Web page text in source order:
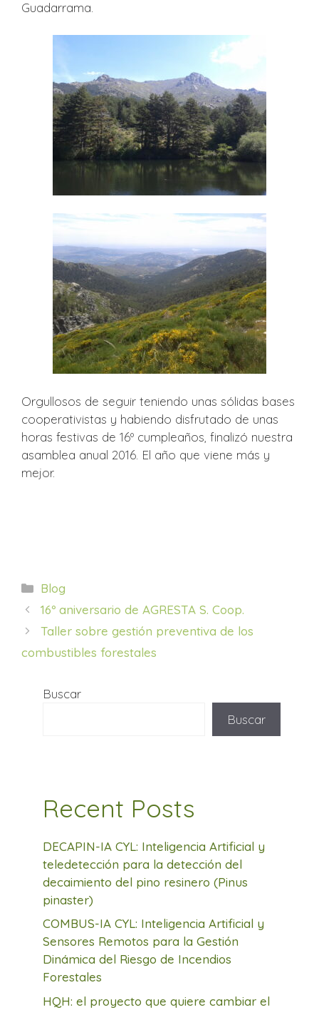
Guadarrama.
Orgullosos de seguir teniendo unas sólidas bases
cooperativistas y habiendo disfrutado de unas
horas festivas de 16º cumpleaños, finalizó nuestra
asamblea anual 2016. El año que viene más y
mejor.
Categorías
Blog
16º aniversario de AGRESTA S. Coop.
Taller sobre gestión preventiva de los
combustibles forestales
Buscar
Buscar
Recent Posts
DECAPIN-IA CYL: Inteligencia Artificial y
teledetección para la detección del
decaimiento del pino resinero (Pinus
pinaster)
COMBUS-IA CYL: Inteligencia Artificial y
Sensores Remotos para la Gestión
Dinámica del Riesgo de Incendios
Forestales
HQH: el proyecto que quiere cambiar el